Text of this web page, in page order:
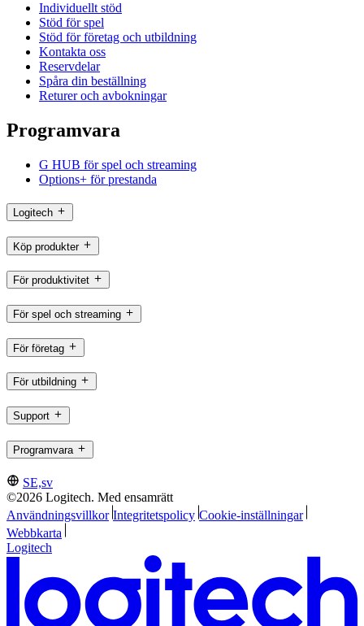
Individuellt stöd
Stöd för spel
Stöd för företag och utbildning
Kontakta oss
Reservdelar
Spåra din beställning
Returer och avbokningar
Programvara
G HUB för spel och streaming
Options+ för prestanda
Logitech
Köp produkter
För produktivitet
För spel och streaming
För företag
För utbildning
Support
Programvara
SE,sv
©2026 Logitech. Med ensamrätt
Användningsvillkor Integritetspolicy Cookie-inställningar
Webbkarta
Logitech